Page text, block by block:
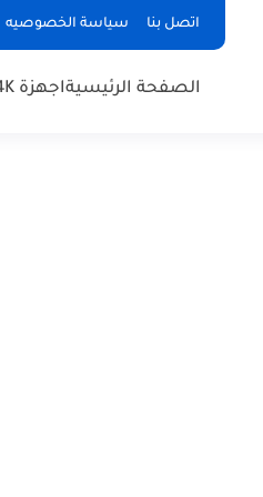
اتصل بنا سياسة الخصوصيه
الصفحة الرئيسيةاجهزة 4K